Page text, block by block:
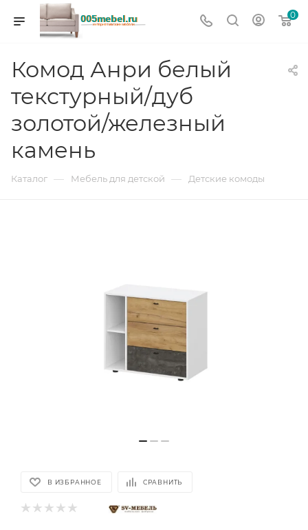
0
Комод Анри белый
текстурный/дуб
золотой/железный
камень
Каталог — Мебель для детской — Детские комоды
В ИЗБРАННОЕ СРАВНИТЬ